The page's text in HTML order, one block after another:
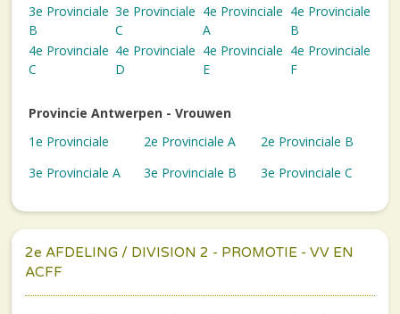
3e Provinciale
B
3e Provinciale
C
4e Provinciale
A
4e Provinciale
B
4e Provinciale
C
4e Provinciale
D
4e Provinciale
E
4e Provinciale
F
Provincie Antwerpen - Vrouwen
1e Provinciale
2e Provinciale A
2e Provinciale B
3e Provinciale A
3e Provinciale B 3e Provinciale C
2e AFDELING / DIVISION 2 - PROMOTIE - VV EN
ACFF